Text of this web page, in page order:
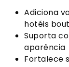
Adiciona
hotéis
Suporta
aparência
Fortalece